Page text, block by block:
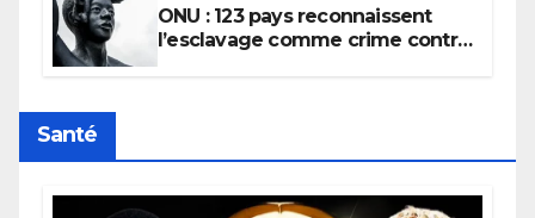
ONU : 123 pays reconnaissent
l’esclavage comme crime contre
Santé